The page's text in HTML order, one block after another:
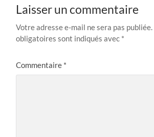
Laisser un commentaire
Votre adresse e-mail ne sera pas publiée.
obligatoires sont indiqués avec *
Commentaire *